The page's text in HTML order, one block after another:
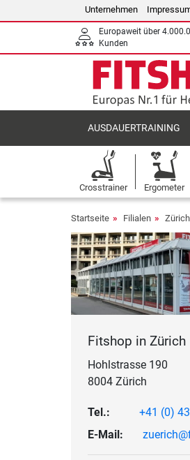
Unternehmen
Europaweit über
Kunden
AUSDAUERTRAINING
Crosstrainer Ergometer
Startseite Filialen Zürich
Fitshop in Zürich
Hohlstrasse 190
8004 Zürich
Tel.:
+41 (0)
E-Mail: